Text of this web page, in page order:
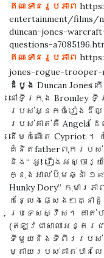
ឥណទានរូបភាព
entertainment/films/
duncan-jones-
questions-
ឥណទានរូបភាព
jones-rogue-trooper-
ដំបូង Duncan
នៅទីក្រុង Bromley
របស់អ្នកចំរៀងដ៏ល្បី
របស់គាត់គឺ Angela ដ
ដើមកំណើត Cypriot
គំនិតfatherពុករបស់
និង“ អូ! រឿងអស្ចារ្
ក្នុងអាល់ប៊ុមឆ្នាំ ១៩
Hunky Dory” កុមារ
កន្លែងផ្សេងៗគ្នា
ប្រទេសស្វីស។ គាត់បា
(ឥឡូវជាសាលាអន្តរជ
ទីមួយនិងទីពីររបស់គ
ម្តាយរបស់គាត់បានល